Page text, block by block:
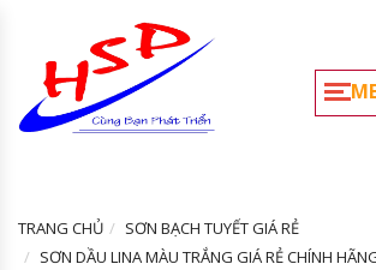
TRANG CHỦ
SƠN BẠCH TUYẾT GIÁ RẺ
SƠN DẦU LINA MÀU TRẮNG GIÁ RẺ CHÍNH